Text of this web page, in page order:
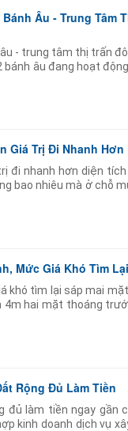
Âu - Trung Tâm
- trung tâm thị trấn
âu đang hoạt
Giá Trị Đi Nhanh Hơn
đi nhanh hơn diện
bao nhiêu mà ở chỗ
Mức Giá Khó Tìm Lại
khó tìm lại sáp mai
hai mặt thoáng
Rộng Đủ Làm Tiền
làm tiền ngay gần
kinh doanh dịch vụ